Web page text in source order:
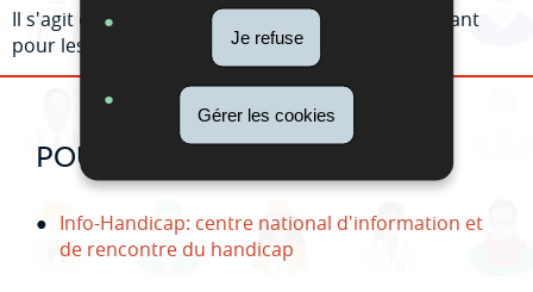
Je refuse
Gérer les cookies
Il s'agit d'une "personne ressource" importante tant
pour les patients que pour les prestataires.
POUR EN SAVOIR PLUS
Info-Handicap: centre national d'information et
de rencontre du handicap